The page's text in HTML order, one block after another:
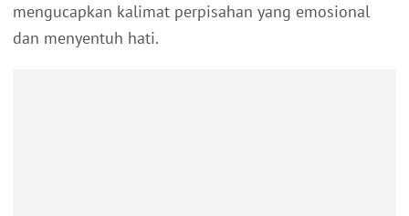
mengucapkan kalimat perpisahan yang emosional
dan menyentuh hati.